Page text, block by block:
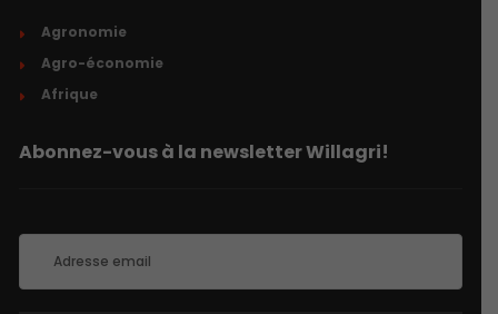
Agronomie
Agro-économie
Afrique
Abonnez-vous à la newsletter Willagri!